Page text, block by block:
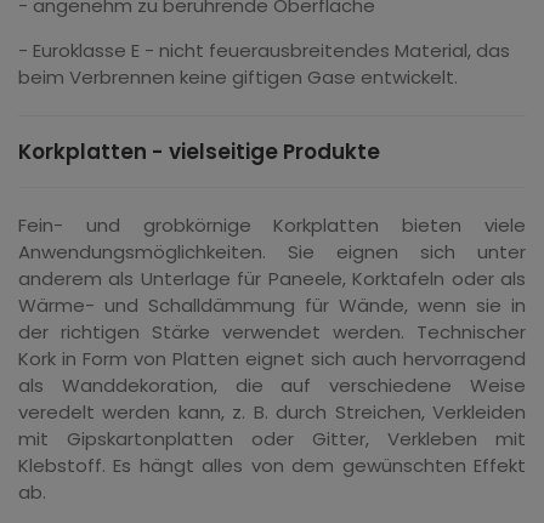
- angenehm zu berührende Oberfläche
- Euroklasse E - nicht feuerausbreitendes Material, das
beim Verbrennen keine giftigen Gase entwickelt.
Korkplatten - vielseitige Produkte
Fein- und grobkörnige Korkplatten bieten viele
Anwendungsmöglichkeiten. Sie eignen sich unter
anderem als Unterlage für Paneele, Korktafeln oder als
Wärme- und Schalldämmung für Wände, wenn sie in
der richtigen Stärke verwendet werden. Technischer
Kork in Form von Platten eignet sich auch hervorragend
als Wanddekoration, die auf verschiedene Weise
veredelt werden kann, z. B. durch Streichen, Verkleiden
mit Gipskartonplatten oder Gitter, Verkleben mit
Klebstoff. Es hängt alles von dem gewünschten Effekt
ab.